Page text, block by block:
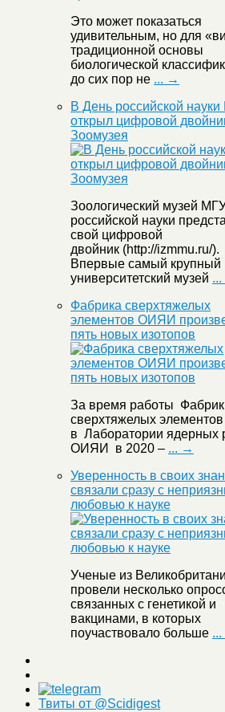
Это может показаться
удивительным, но для
традиционной основы
биологической
до сих пор не ... →
В День российской
открыл цифровой
Зоомузея
Зоологический музей
российской науки
свой цифровой
двойник (http://izmmu.ru/).
Впервые самый крупный
университетский музей
Фабрика сверхтяжелых
элементов ОИЯИ
пять новых изотопов
За время работы
сверхтяжелых
в Лаборатории ядерных
ОИЯИ в 2020 – ... →
Уверенность в своих
связали сразу с
любовью к науке
Ученые из
провели несколько
связанных с генетикой и
вакцинами, в которых
поучаствовало больше
Твиты от @Scidigest